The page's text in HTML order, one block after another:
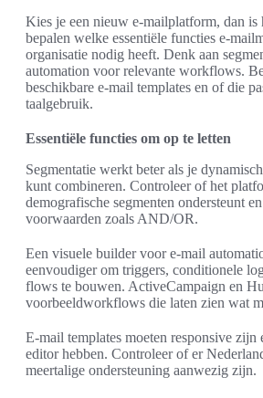
Kies je een nieuw e-mailplatform, dan is
bepalen welke essentiële functies e-
organisatie nodig heeft. Denk aan
automation voor relevante workflows.
beschikbare e-mail templates en of die
taalgebruik.
Essentiële functies om op te letten
Segmentatie werkt beter als je
kunt combineren. Controleer of het
demografische segmenten ondersteunt
voorwaarden zoals AND/OR.
Een visuele builder voor e-mail
eenvoudiger om triggers, conditionele
flows te bouwen. ActiveCampaign en
voorbeeldworkflows die laten zien wat
E-mail templates moeten responsive zijn
editor hebben. Controleer of er
meertalige ondersteuning aanwezig zijn.